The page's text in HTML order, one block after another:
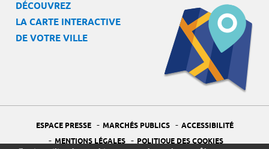
DÉCOUVREZ
LA CARTE INTERACTIVE
DE VOTRE VILLE
ESPACE PRESSE - MARCHÉS PUBLICS - ACCESSIBILITÉ
- MENTIONS LÉGALES - POLITIQUE DES COOKIES